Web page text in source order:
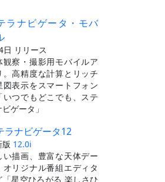
ラナビゲータ・モバ
日 リリース
観察・撮影用モバイルア
。高精度な計算とリッチ
図表示をスマートフォン
いつでもどこでも、ステ
ゲータ」
ラナビゲータ12
版 12.0i
い描画、豊富な天体デー
オリジナル番組エディタ
「星空ひろがる 楽しさひ